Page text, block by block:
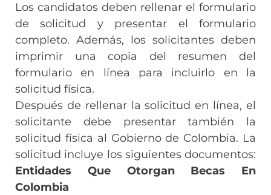
Los candidatos deben rellenar el formulario
de solicitud y presentar el formulario
completo. Además, los solicitantes deben
imprimir una copia del resumen del
formulario en línea para incluirlo en la
solicitud física.
Después de rellenar la solicitud en línea, el
solicitante debe presentar también la
solicitud física al Gobierno de Colombia. La
solicitud incluye los siguientes documentos:
Entidades Que Otorgan Becas En
Colombia